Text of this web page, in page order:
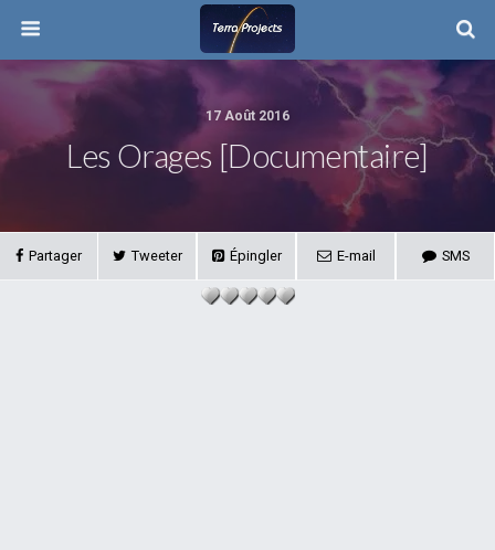
17 Août 2016
Les Orages [Documentaire]
Partager Tweeter Épingler E-mail SMS